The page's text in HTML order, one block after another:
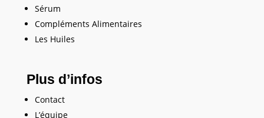
Sérum
Compléments Alimentaires
Les Huiles
Plus d’infos
Contact
L’équipe